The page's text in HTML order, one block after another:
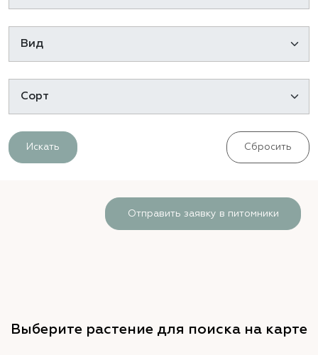
Искать Сбросить
Отправить заявку в питомники
Выберите растение для поиска на карте